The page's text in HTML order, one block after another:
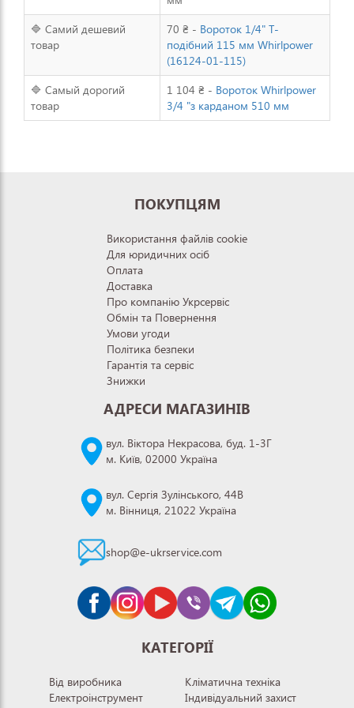
🔷 Самий дешевий
товар
70 ₴ - Вороток 1/4" Т-
подібний 115 мм Whirlpower
(16124-01-115)
🔷 Самый дорогий
товар
1 104 ₴ - Вороток Whirlpower
3/4 "з карданом 510 мм
ПОКУПЦЯМ
Використання файлів cookie
Для юридичних осіб
Оплата
Доставка
Про компанію Укрсервіс
Обмін та Повернення
Умови угоди
Політика безпеки
Гарантія та сервіс
Знижки
АДРЕСИ МАГАЗИНІВ
вул. Віктора Некрасова, буд. 1-3Г
м. Київ, 02000 Україна
вул. Сергія Зулінського, 44В
м. Вінниця, 21022 Україна
shop@e-ukrservice.com
КАТЕГОРІЇ
Від виробника
Електроінструмент
Кліматична техніка
Індивідуальний захист